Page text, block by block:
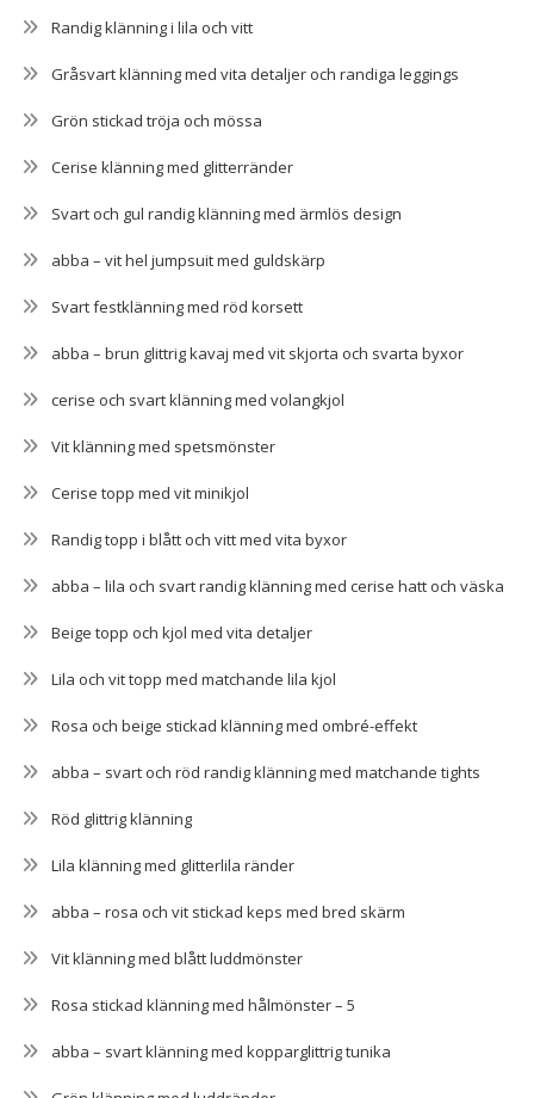
Randig klänning i lila och vitt
Gråsvart klänning med vita detaljer och randiga leggings
Grön stickad tröja och mössa
Cerise klänning med glitterränder
Svart och gul randig klänning med ärmlös design
abba – vit hel jumpsuit med guldskärp
Svart festklänning med röd korsett
abba – brun glittrig kavaj med vit skjorta och svarta byxor
cerise och svart klänning med volangkjol
Vit klänning med spetsmönster
Cerise topp med vit minikjol
Randig topp i blått och vitt med vita byxor
abba – lila och svart randig klänning med cerise hatt och väska
Beige topp och kjol med vita detaljer
Lila och vit topp med matchande lila kjol
Rosa och beige stickad klänning med ombré-effekt
abba – svart och röd randig klänning med matchande tights
Röd glittrig klänning
Lila klänning med glitterlila ränder
abba – rosa och vit stickad keps med bred skärm
Vit klänning med blått luddmönster
Rosa stickad klänning med hålmönster – 5
abba – svart klänning med kopparglittrig tunika